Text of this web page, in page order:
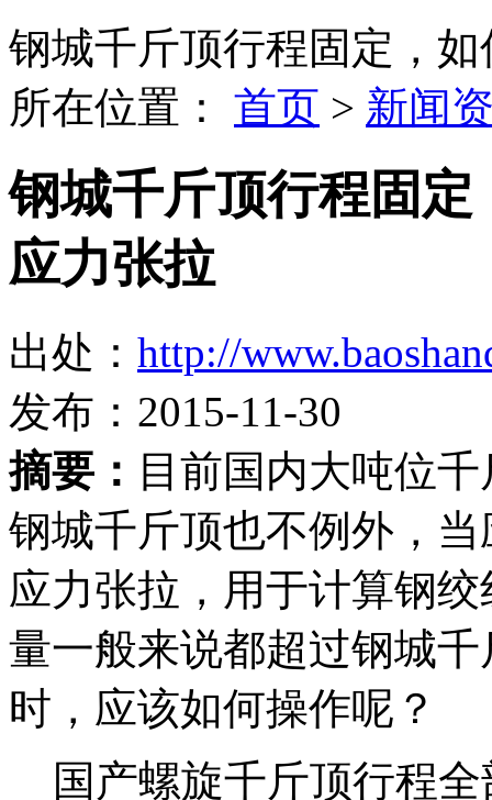
钢城千斤顶行程固定，
所在位置： 首页 > 新闻
钢城千斤顶行程固
应力张拉
出处： http://
发布：2015-11-30
摘要： 目前国内大吨位
钢城千斤顶也不例外，
应力张拉，用于计算钢
量一般来说都超过钢城
时，应该如何操作呢？
国产螺旋千斤顶行程全